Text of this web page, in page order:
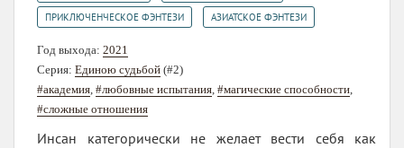
ПРИКЛЮЧЕНЧЕСКОЕ ФЭНТЕЗИ АЗИАТСКОЕ ФЭНТЕЗИ
Год выхода: 2021
Серия: Единою судьбой (#2)
#академия, #любовные испытания, #магические способности,
#сложные отношения
Инсан категорически не желает вести себя как